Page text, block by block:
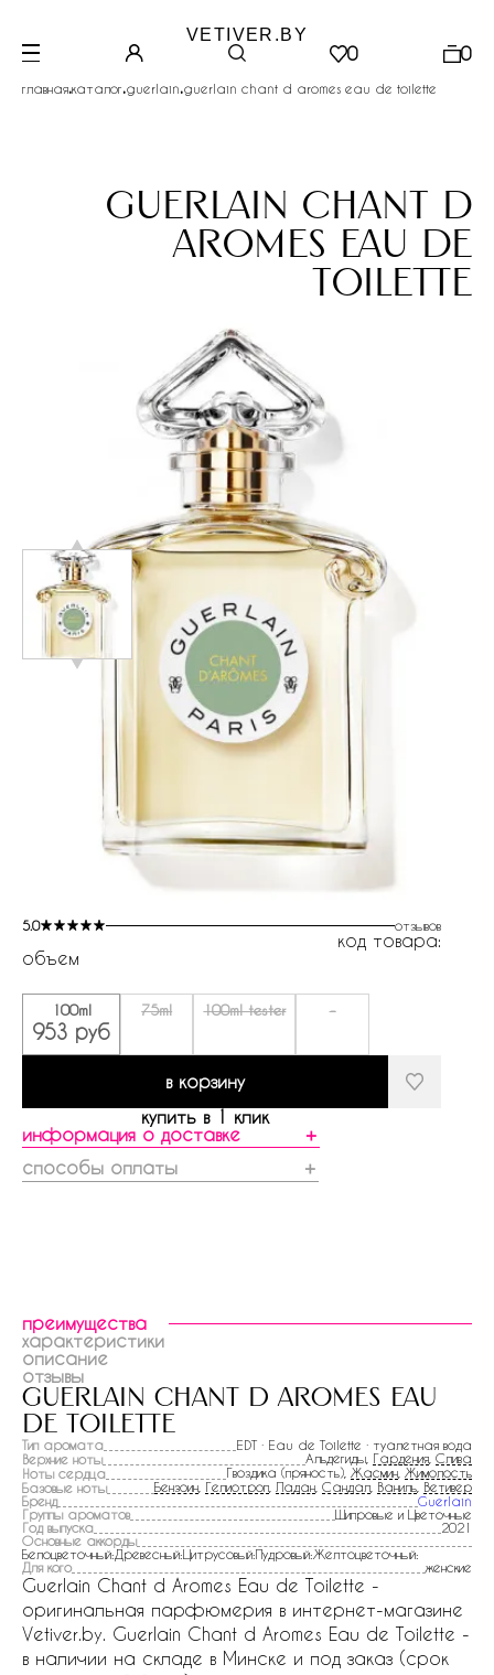
VETIVER.BY
0 0
главная.каталог.guerlain.guerlain chant d arоmes eau de toilette
guerlain chant d
arоmes eau de
toilette
5.0 отзывов
код товара:
объем
100ml
953 руб
75ml 100ml tester -
в корзину
купить в 1 клик
информация о доставке
＋
способы оплаты
＋
преимущества
характеристики
описание
отзывы
guerlain chant d arоmes eau
de toilette
Тип аромата
EDT · Eau de Toilette · туалетная вода
Верхние ноты
Альдегиды, Гардения Слива
Ноты сердца
Гвоздика (пряность), Жасмин Жимолость
Базовые ноты
Бензоин Гелиотроп Ладан Сандал Ваниль Ветивер
Бренд
Guerlain
Группы ароматов
Шипровые и Цветочные
Год выпуска
2021
Основные аккорды
Белоцветочный:Древесный:Цитрусовый:Пудровый:Желтоцветочный:
Для кого
женские
Guerlain Chant d Arоmes Eau de Toilette -
оригинальная парфюмерия в интернет-магазине
Vetiver.by. Guerlain Chant d Arоmes Eau de Toilette -
в наличии на складе в Минске и под заказ (срок